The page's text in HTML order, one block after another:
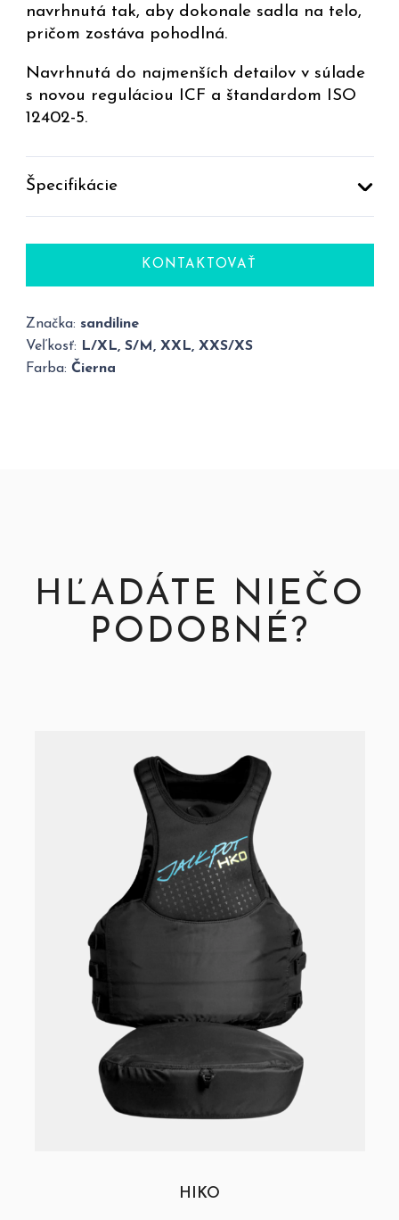
navrhnutá tak, aby dokonale sadla na telo,
pričom zostáva pohodlná.
Navrhnutá do najmenších detailov v súlade
s novou reguláciou ICF a štandardom ISO
12402-5.
Špecifikácie
KONTAKTOVAŤ
Značka: sandiline
Veľkosť: L/XL, S/M, XXL, XXS/XS
Farba: Čierna
HĽADÁTE NIEČO
PODOBNÉ?
HIKO